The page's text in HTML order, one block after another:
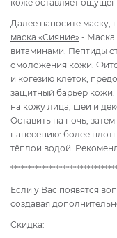
коже оставляет
Далее наносите маску,
маска «Сияние» - Маска
витаминами. Пептиды
омоложения кожи.
и когезию клеток,
защитный барьер
на кожу лица, шеи и
Оставить на ночь,
нанесению: более
тёплой водой.
Если у Вас появятся
создавая
Скидка: